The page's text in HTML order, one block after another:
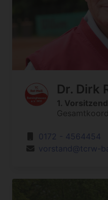
Dr. Dirk
1.
0172 - 4564454
vorstand@tcrw-